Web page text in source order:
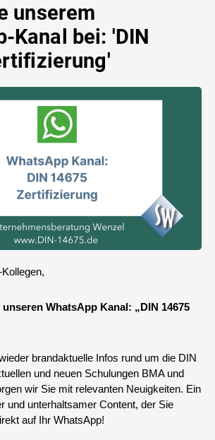
unserem
Kanal bei: 'DIN
WhatsApp Kanal: „DIN 14675
brandaktuelle Infos rund um die DIN
und neuen Schulungen BMA und
wir Sie mit relevanten Neuigkeiten. Ein
und unterhaltsamer Content, der Sie
auf Ihr WhatsApp!